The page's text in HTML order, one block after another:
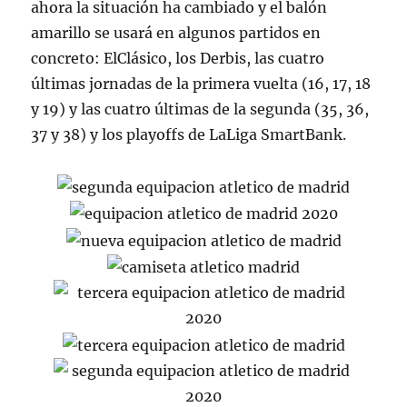
ahora la situación ha cambiado y el balón
amarillo se usará en algunos partidos en
concreto: ElClásico, los Derbis, las cuatro
últimas jornadas de la primera vuelta (16, 17, 18
y 19) y las cuatro últimas de la segunda (35, 36,
37 y 38) y los playoffs de LaLiga SmartBank.